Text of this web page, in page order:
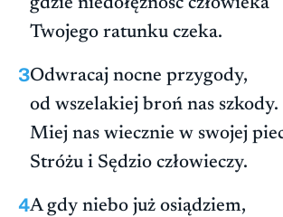
gdzie niedołężność człowieka
Twojego ratunku czeka.
3Odwracaj nocne przygody,
od wszelakiej broń nas szkody.
Miej nas wiecznie w swojej
Stróżu i Sędzio człowieczy.
4A gdy niebo już osiądziem,